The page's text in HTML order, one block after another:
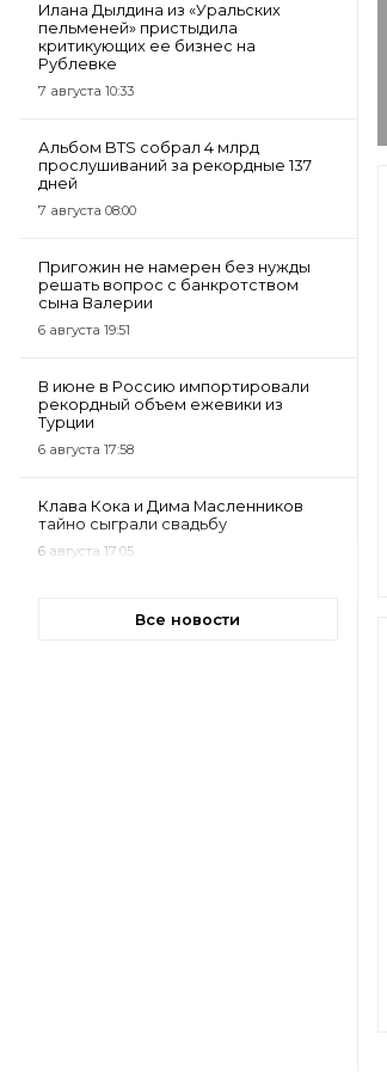
Илана Дылдина из «Уральских
пельменей» пристыдила
критикующих ее бизнес на
Рублевке
7 августа 10:33
Альбом BTS собрал 4 млрд
прослушиваний за рекордные 137
дней
7 августа 08:00
Пригожин не намерен без нужды
решать вопрос с банкротством
сына Валерии
6 августа 19:51
В июне в Россию импортировали
рекордный объем ежевики из
Турции
6 августа 17:58
Клава Кока и Дима Масленников
тайно сыграли свадьбу
6 августа 17:05
Все новости